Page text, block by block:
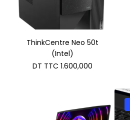
ThinkCentre Neo 50t
(Intel)
DT TTC 1.600,000